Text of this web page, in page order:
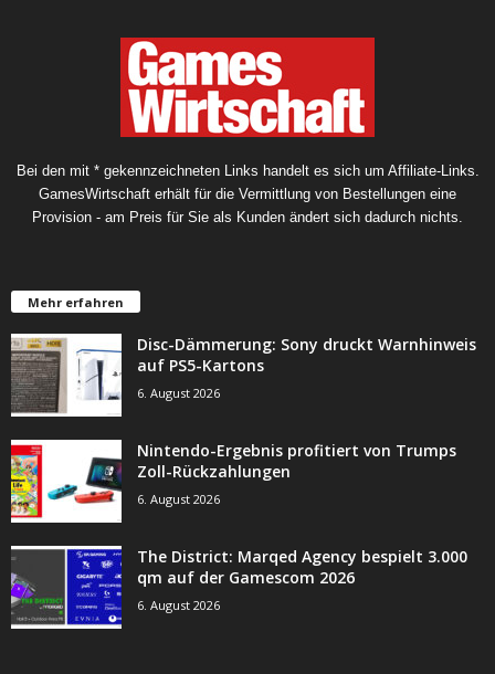
Bei den mit * gekennzeichneten Links handelt es sich um Affiliate-Links.
GamesWirtschaft erhält für die Vermittlung von Bestellungen eine
Provision - am Preis für Sie als Kunden ändert sich dadurch nichts.
Mehr erfahren
Disc-Dämmerung: Sony druckt Warnhinweis
auf PS5-Kartons
6. August 2026
Nintendo-Ergebnis profitiert von Trumps
Zoll-Rückzahlungen
6. August 2026
The District: Marqed Agency bespielt 3.000
qm auf der Gamescom 2026
6. August 2026